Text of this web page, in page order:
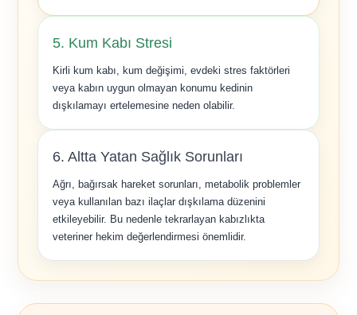
5. Kum Kabı Stresi
Kirli kum kabı, kum değişimi, evdeki stres faktörleri
veya kabın uygun olmayan konumu kedinin
dışkılamayı ertelemesine neden olabilir.
6. Altta Yatan Sağlık Sorunları
Ağrı, bağırsak hareket sorunları, metabolik problemler
veya kullanılan bazı ilaçlar dışkılama düzenini
etkileyebilir. Bu nedenle tekrarlayan kabızlıkta
veteriner hekim değerlendirmesi önemlidir.